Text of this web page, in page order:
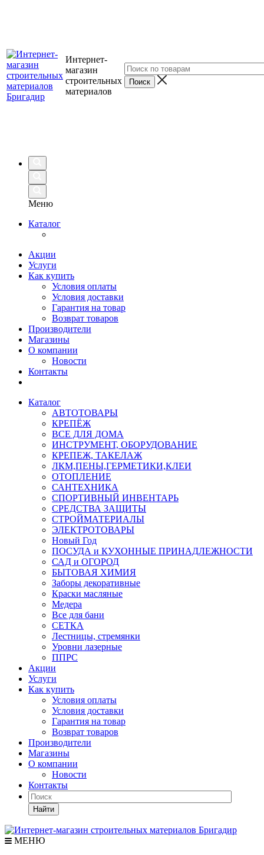
Интернет-
магазин
строительных
материалов
Меню
Каталог
Акции
Услуги
Как купить
Условия оплаты
Условия доставки
Гарантия на товар
Возврат товаров
Производители
Магазины
О компании
Новости
Контакты
Каталог
АВТОТОВАРЫ
КРЕПЁЖ
ВСЕ ДЛЯ ДОМА
ИНСТРУМЕНТ, ОБОРУДОВАНИЕ
КРЕПЕЖ, ТАКЕЛАЖ
ЛКМ,ПЕНЫ,ГЕРМЕТИКИ,КЛЕИ
ОТОПЛЕНИЕ
САНТЕХНИКА
СПОРТИВНЫЙ ИНВЕНТАРЬ
СРЕДСТВА ЗАЩИТЫ
СТРОЙМАТЕРИАЛЫ
ЭЛЕКТРОТОВАРЫ
Новый Год
ПОСУДА и КУХОННЫЕ ПРИНАДЛЕЖНОСТИ
САД и ОГОРОД
БЫТОВАЯ ХИМИЯ
Заборы декоративные
Краски масляные
Медера
Все для бани
СЕТКА
Лестницы, стремянки
Уровни лазерные
ППРС
Акции
Услуги
Как купить
Условия оплаты
Условия доставки
Гарантия на товар
Возврат товаров
Производители
Магазины
О компании
Новости
Контакты
Найти
МЕНЮ